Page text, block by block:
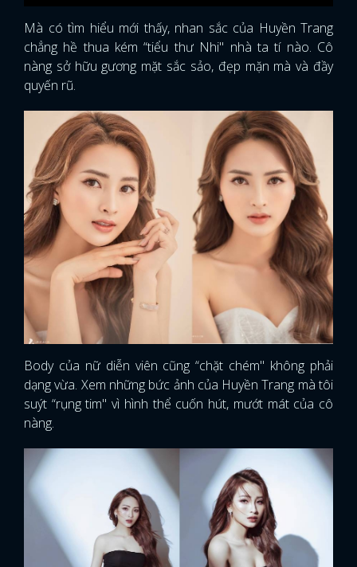
Mà có tìm hiểu mới thấy, nhan sắc của Huyền Trang
chẳng hề thua kém “tiểu thư Nhi" nhà ta tí nào. Cô
nàng sở hữu gương mặt sắc sảo, đẹp mặn mà và đầy
quyến rũ.
Body của nữ diễn viên cũng “chặt chém" không phải
dạng vừa. Xem những bức ảnh của Huyền Trang mà tôi
suýt “rụng tim" vì hình thể cuốn hút, mướt mát của cô
nàng.